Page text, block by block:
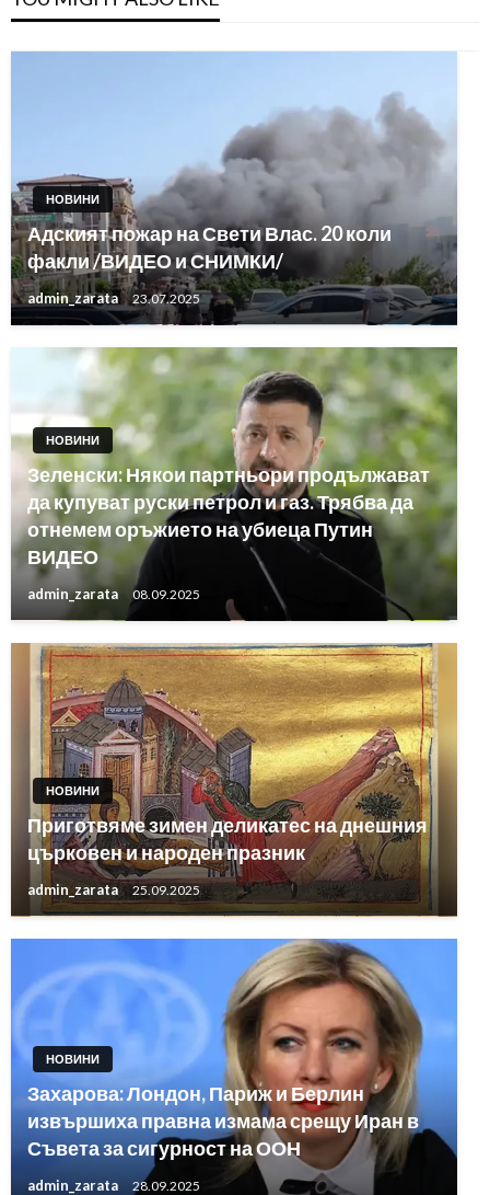
НОВИНИ
Адският пожар на Свети Влас. 20 коли
факли /ВИДЕО и СНИМКИ/
admin_zarata 23.07.2025
НОВИНИ
Зеленски: Някои партньори продължават
да купуват руски петрол и газ. Трябва да
отнемем оръжието на убиеца Путин
ВИДЕО
admin_zarata 08.09.2025
НОВИНИ
Приготвяме зимен деликатес на днешния
църковен и народен празник
admin_zarata 25.09.2025
НОВИНИ
Захарова: Лондон, Париж и Берлин
извършиха правна измама срещу Иран в
Съвета за сигурност на ООН
admin_zarata 28.09.2025